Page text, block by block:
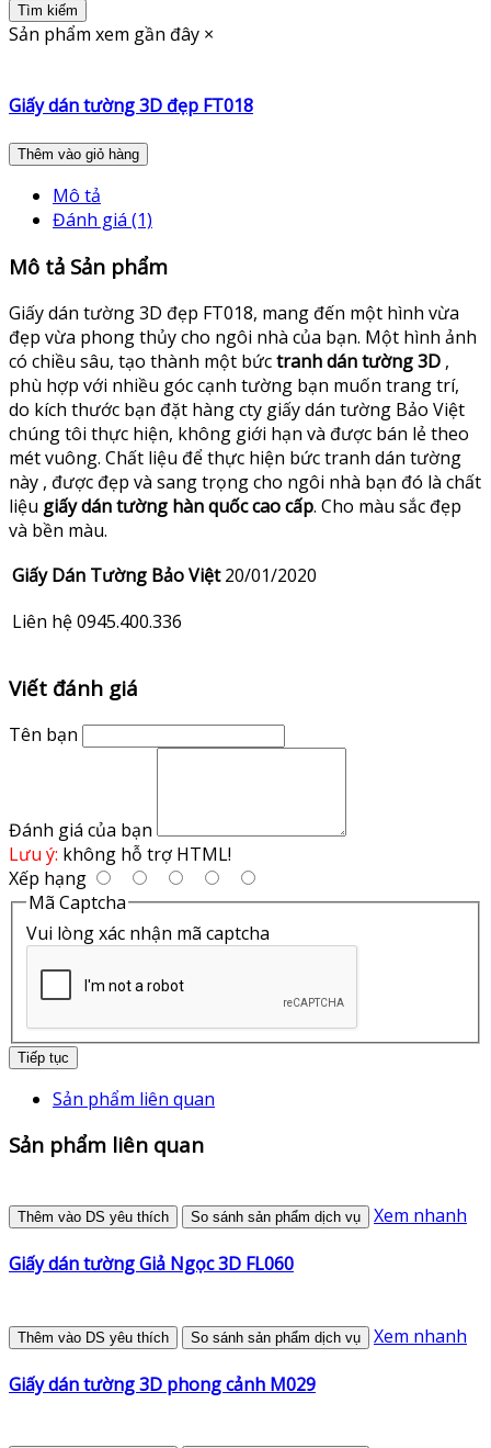
Tìm kiếm
Sản phẩm xem gần đây ×
Giấy dán tường 3D đẹp FT018
Thêm vào giỏ hàng
Mô tả
Đánh giá (1)
Mô tả Sản phẩm
Giấy dán tường 3D đẹp FT018, mang đến một hình vừa
đẹp vừa phong thủy cho ngôi nhà của bạn. Một hình ảnh
có chiều sâu, tạo thành một bứctranh dán tường 3D ,
phù hợp với nhiều góc cạnh tường bạn muốn trang trí,
do kích thước bạn đặt hàng cty giấy dán tường Bảo Việt
chúng tôi thực hiện, không giới hạn và được bán lẻ theo
mét vuông. Chất liệu để thực hiện bức tranh dán tường
này , được đẹp và sang trọng cho ngôi nhà bạn đó là chất
liệu giấy dán tường hàn quốc cao cấp. Cho màu sắc đẹp
và bền màu.
Giấy Dán Tường Bảo Việt 20/01/2020
Liên hệ 0945.400.336
Viết đánh giá
Tên bạn
Đánh giá của bạn
Lưu ý: không hỗ trợ HTML!
Xếp hạng
Mã Captcha
Vui lòng xác nhận mã captcha
Tiếp tục
Sản phẩm liên quan
Sản phẩm liên quan
Thêm vào DS yêu thích So sánh sản phẩm dịch vụ Xem nhanh
Giấy dán tường Giả Ngọc 3D FL060
Thêm vào DS yêu thích So sánh sản phẩm dịch vụ Xem nhanh
Giấy dán tường 3D phong cảnh M029